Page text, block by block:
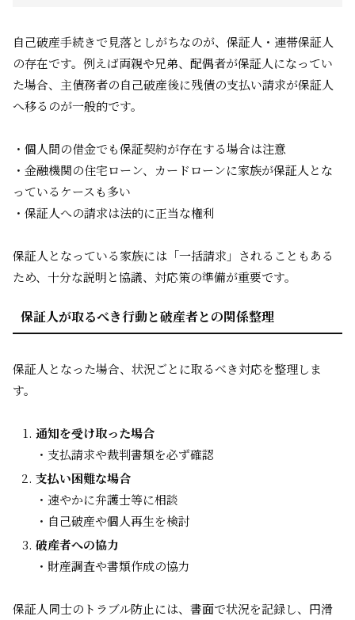
自己破産手続きで見落としがちなのが、保証人・連帯保証人
の存在です。例えば両親や兄弟、配偶者が保証人になってい
た場合、主債務者の自己破産後に残債の支払い請求が保証人
へ移るのが一般的です。
・個人間の借金でも保証契約が存在する場合は注意
・金融機関の住宅ローン、カードローンに家族が保証人とな
っているケースも多い
・保証人への請求は法的に正当な権利
保証人となっている家族には「一括請求」されることもある
ため、十分な説明と協議、対応策の準備が重要です。
保証人が取るべき行動と破産者との関係整理
保証人となった場合、状況ごとに取るべき対応を整理しま
す。
通知を受け取った場合
・支払請求や裁判書類を必ず確認
支払い困難な場合
・速やかに弁護士等に相談
・自己破産や個人再生を検討
破産者への協力
・財産調査や書類作成の協力
保証人同士のトラブル防止には、書面で状況を記録し、円滑